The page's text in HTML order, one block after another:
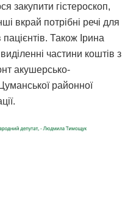
закупити гістероскоп,
вкрай потрібні речі для
Також Ірина
частини коштів з
акушерсько-
районної